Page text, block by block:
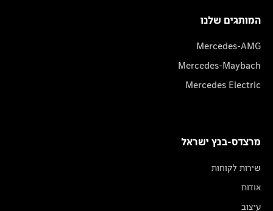
המותגים שלנו
Mercedes-AMG
Mercedes-Maybach
Mercedes Electric
מרצדס-בנץ ישראל
שירות לקוחות
אודות
עיצוב